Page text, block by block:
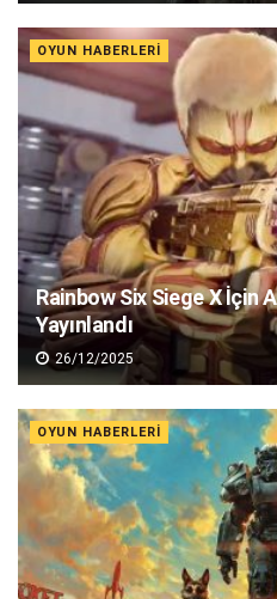
OYUN HABERLERI
Rainbow Six Siege X
Yayınlandı
26/12/2025
OYUN HABERLERI